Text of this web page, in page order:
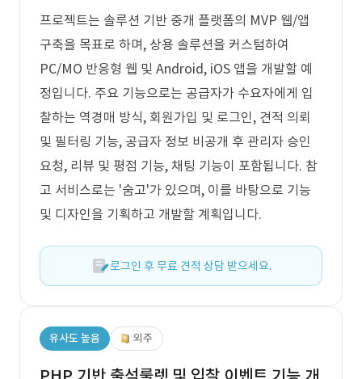
프로젝트는 솔루션 기반 중개 플랫폼의 MVP 웹/앱
구축을 목표로 하며, 상용 솔루션을 커스텀하여
PC/MO 반응형 웹 및 Android, iOS 앱을 개발할 예
정입니다. 주요 기능으로는 공급자가 수요자에게 입
찰하는 역경매 방식, 회원가입 및 로그인, 견적 의뢰
및 필터링 기능, 공급자 정보 비공개 후 관리자 승인
요청, 리뷰 및 평점 기능, 채팅 기능이 포함됩니다. 참
고 서비스로는 '숨고'가 있으며, 이를 바탕으로 기능
및 디자인을 기획하고 개발할 계획입니다.
로그인 후 무료 견적 상담 받으세요.
유사도 높음 외주